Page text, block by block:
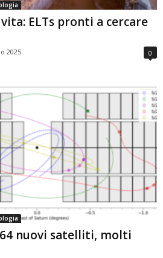
ELTs pronti a cercare
2025 0
nuovi satelliti, molti